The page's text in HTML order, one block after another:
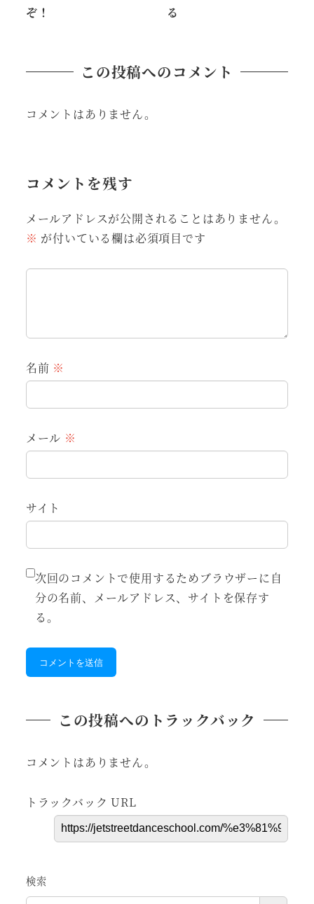
ぞ！
る
この投稿へのコメント
コメントはありません。
コメントを残す
メールアドレスが公開されることはありません。
※ が付いている欄は必須項目です
名前 ※
メール ※
サイト
次回のコメントで使用するためブラウザーに自
分の名前、メールアドレス、サイトを保存す
る。
この投稿へのトラックバック
コメントはありません。
トラックバック URL
検索